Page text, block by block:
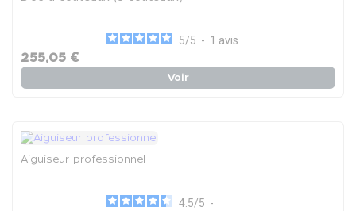
5/5 - 1 avis
255,05 €
Voir
Aiguiseur professionnel
4.5/5 -